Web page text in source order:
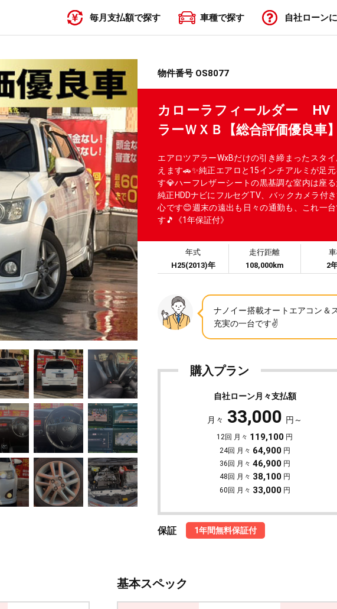
毎月支払額で探す 車種で探す 自社ローン
物件番号 OS8077
カローラフィールダー
ラーＷＸＢ【総合評価優良車】
エアロツアラーWxBだけの引き締まったスタ
えます🚗✨純正エアロと15インチアルミが足
す💎ハーフレザーシートの黒基調な室内は座
純正HDDナビにフルセグTV、バックカメラ付
心です😊週末の遠出も日々の通勤も、これ一
す🎵《1年保証付》
年式
H25(2013)年
走行距離
108,000km
2
ナノイー搭載オートエアコン＆
充実の一台です✌️
購入プラン
自社ローン月々支払額
月々 33,000 円～
12回 月々 119,100 円
24回 月々 64,900 円
36回 月々 46,900 円
48回 月々 38,100 円
60回 月々 33,000 円
保証 1年間無料保証付
基本スペック